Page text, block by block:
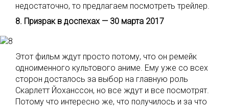
недостаточно, то предлагаем посмотреть трейлер.
8. Призрак в доспехах — 30 марта 2017
Этот фильм ждут просто потому, что он ремейк
одноименного культового аниме. Ему уже со всех
сторон досталось за выбор на главную роль
Скарлетт Йоханссон, но все ждут и все посмотрят.
Потому что интересно же, что получилось и за что